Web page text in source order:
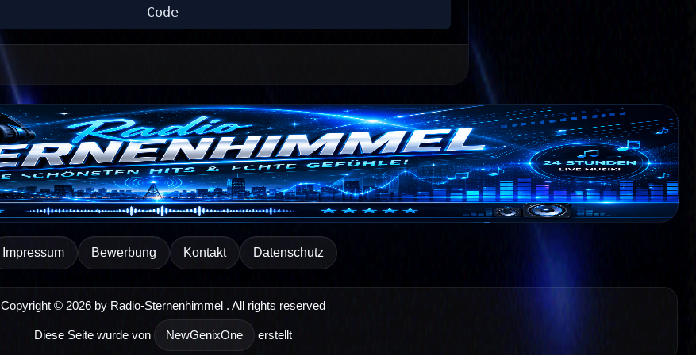
Code
Impressum Bewerbung Kontakt Datenschutz
Copyright © 2026 by Radio-Sternenhimmel . All rights reserved
Diese Seite wurde von NewGenixOne erstellt